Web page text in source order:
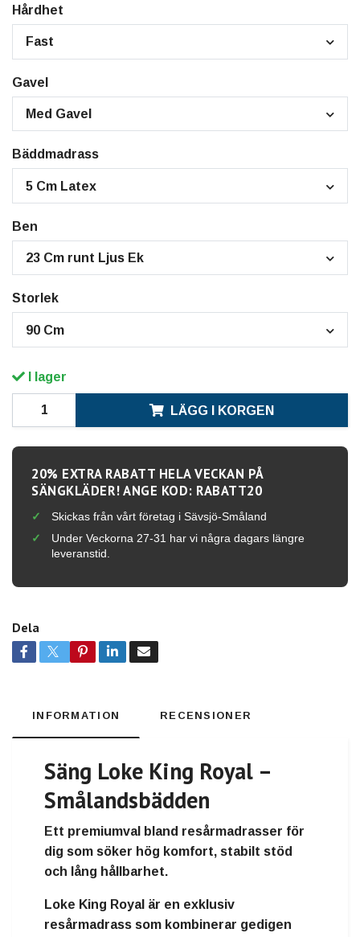
Hårdhet
Fast
Gavel
Med Gavel
Bäddmadrass
5 Cm Latex
Ben
23 Cm runt Ljus Ek
Storlek
90 Cm
I lager
LÄGG I KORGEN
20% EXTRA RABATT HELA VECKAN PÅ
SÄNGKLÄDER! ANGE KOD: RABATT20
Skickas från vårt företag i Sävsjö-Småland
Under Veckorna 27-31 har vi några dagars längre
leveranstid.
Dela
INFORMATION RECENSIONER
Säng Loke King Royal –
Smålandsbädden
Ett premiumval bland resårmadrasser för
dig som söker hög komfort, stabilt stöd
och lång hållbarhet.
Loke King Royal är en exklusiv
resårmadrass som kombinerar gedigen